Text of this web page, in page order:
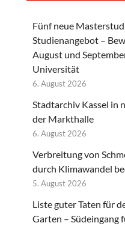
Fünf neue
Studienangebot –
August und
Universität
6. August 2026
Stadtarchiv Kassel in
der Markthalle
6. August 2026
Verbreitung von
durch Klimawandel
5. August 2026
Liste guter Taten für
Garten – Südeingang